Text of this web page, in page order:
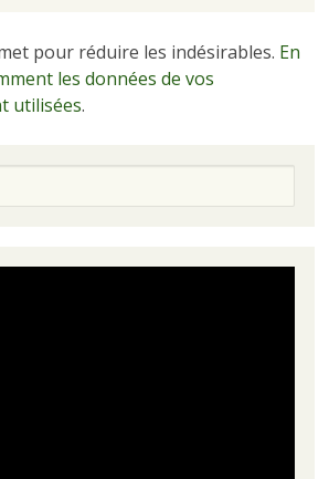
pour réduire les indésirables. En
les données de vos
utilisées.